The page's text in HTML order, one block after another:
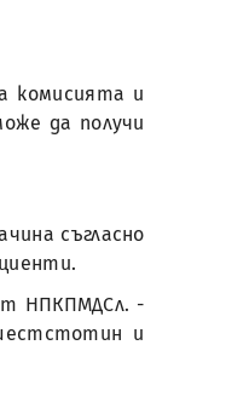
комисията и
да получи
съгласно
НПКПМДСл. -
и